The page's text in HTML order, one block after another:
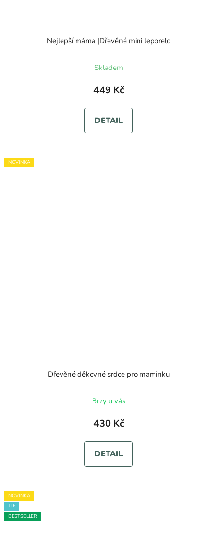
Nejlepší máma |Dřevěné mini leporelo
Skladem
449 Kč
DETAIL
NOVINKA
Dřevěné děkovné srdce pro maminku
Brzy u vás
430 Kč
DETAIL
NOVINKA
TIP
BESTSELLER